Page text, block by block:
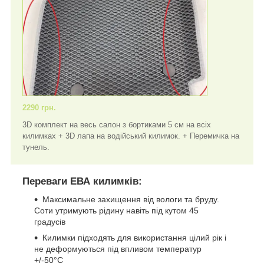
2290 грн.
3D комплект на весь салон з бортиками 5 см на всіх
килимках + 3D лапа на водійський килимок. + Перемичка на
тунель.
Переваги ЕВА килимків:
Максимальне захищення від вологи та бруду.
Соти утримують рідину навіть під кутом 45
градусів
Килимки підходять для використання цілий рік і
не деформуються під впливом температур
+/-50°C